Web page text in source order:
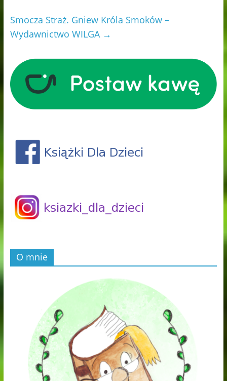
Smocza Straż. Gniew Króla Smoków –
Wydawnictwo WILGA →
O mnie